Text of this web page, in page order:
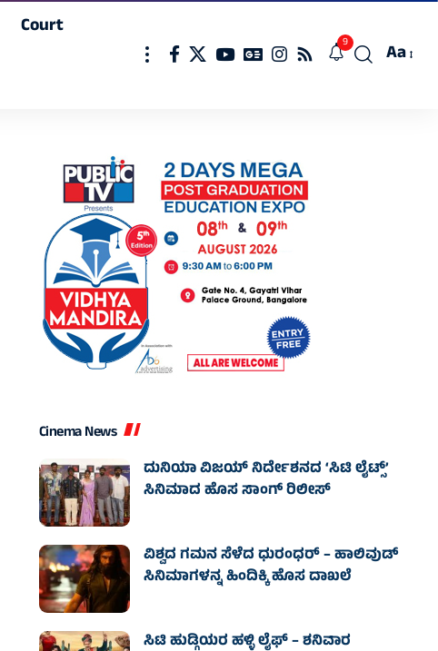
Court
9
Font
Aa
Cinema News
ದುನಿಯಾ ವಿಜಯ್ ನಿರ್ದೇಶನದ ‘ಸಿಟಿ ಲೈಟ್ಸ್’
ಸಿನಿಮಾದ ಹೊಸ ಸಾಂಗ್ ರಿಲೀಸ್
ವಿಶ್ವದ ಗಮನ ಸೆಳೆದ ಧುರಂಧರ್ – ಹಾಲಿವುಡ್‌
ಸಿನಿಮಾಗಳನ್ನ ಹಿಂದಿಕ್ಕಿ ಹೊಸ ದಾಖಲೆ
ಸಿಟಿ ಹುಡ್ಗಿಯರ ಹಳ್ಳಿ ಲೈಫ್‌ – ಶನಿವಾರ